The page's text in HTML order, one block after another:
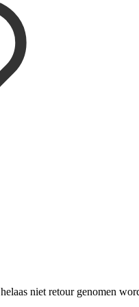
niet retour genomen